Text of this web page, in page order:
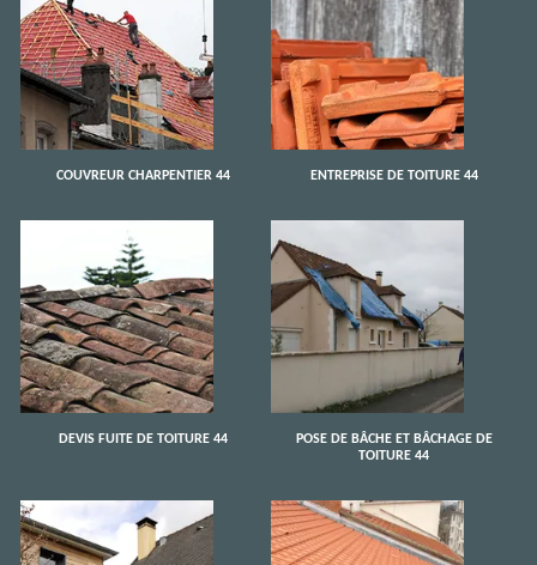
COUVREUR CHARPENTIER 44 ENTREPRISE DE TOITURE 44
DEVIS FUITE DE TOITURE 44
POSE DE BÂCHE ET BÂCHAGE DE
TOITURE 44